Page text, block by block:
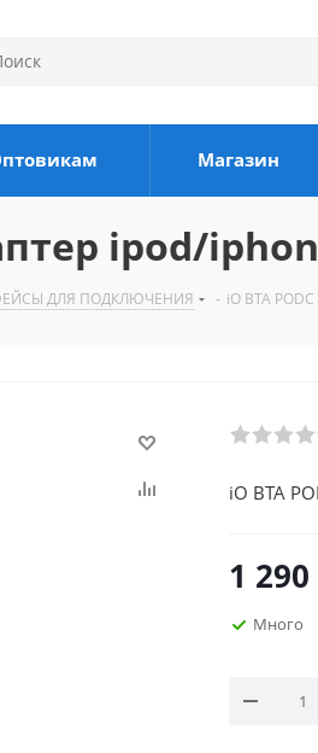
Магазин
ipod/
ДЛЯ ПОДКЛЮЧЕНИЯ - iO BTA
iO BTA
1 290
Много